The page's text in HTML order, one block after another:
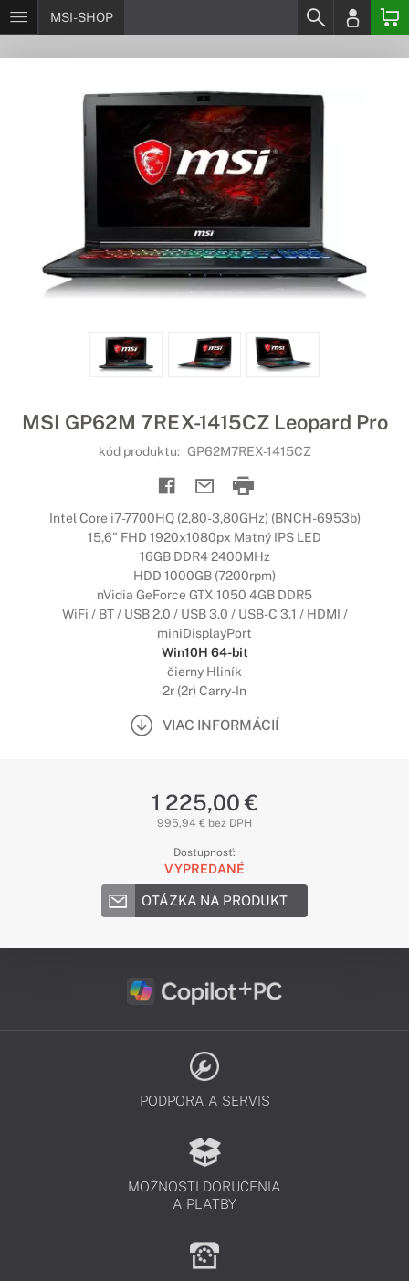
MSI-SHOP
MSI GP62M 7REX-1415CZ Leopard Pro
kód produktu: GP62M7REX-1415CZ
Intel Core i7-7700HQ (2,80-3,80GHz) (BNCH-6953b)
15,6" FHD 1920x1080px Matný IPS LED
16GB DDR4 2400MHz
HDD 1000GB (7200rpm)
nVidia GeForce GTX 1050 4GB DDR5
WiFi / BT / USB 2.0 / USB 3.0 / USB-C 3.1 / HDMI /
miniDisplayPort
Win10H 64-bit
čierny Hliník
2r (2r) Carry-In
VIAC INFORMÁCIÍ
1 225,00 €
995,94 € bez DPH
Dostupnosť:
VYPREDANÉ
OTÁZKA NA PRODUKT
PODPORA A SERVIS
MOŽNOSTI DORUČENIA
A PLATBY